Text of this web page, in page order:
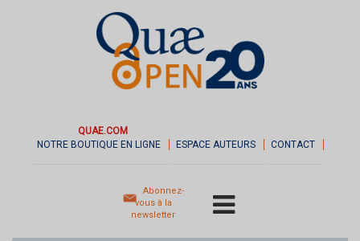
QUAE.COM
NOTRE BOUTIQUE EN LIGNE
ESPACE AUTEURS CONTACT
Abonnez-
vous à la
newsletter